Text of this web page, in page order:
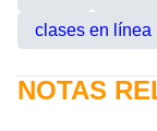
clases en línea
NOTAS